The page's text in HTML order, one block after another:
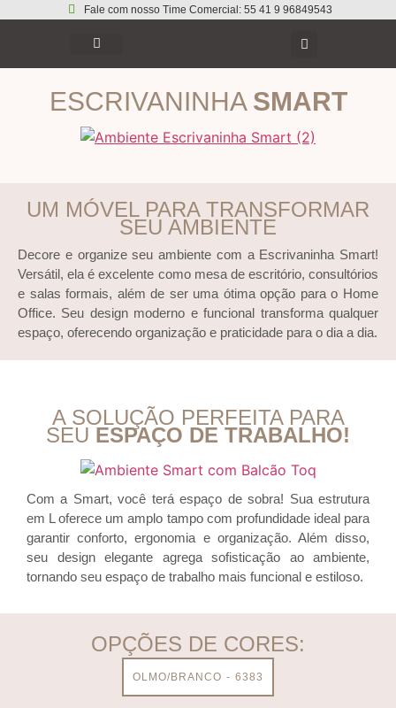
Fale com nosso Time Comercial: 55 41 9 96849543
ESCRIVANINHA SMART
UM MÓVEL PARA TRANSFORMAR
SEU AMBIENTE
Decore e organize seu ambiente com a Escrivaninha Smart!
Versátil, ela é excelente como mesa de escritório, consultórios
e salas formais, além de ser uma ótima opção para o Home
Office. Seu design moderno e funcional transforma qualquer
espaço, oferecendo organização e praticidade para o dia a dia.
A SOLUÇÃO PERFEITA PARA
SEU ESPAÇO DE TRABALHO!
Com a Smart, você terá espaço de sobra! Sua estrutura
em L oferece um amplo tampo com profundidade ideal para
garantir conforto, ergonomia e organização. Além disso,
seu design elegante agrega sofisticação ao ambiente,
tornando seu espaço de trabalho mais funcional e estiloso.
OPÇÕES DE CORES:
OLMO/BRANCO - 6383